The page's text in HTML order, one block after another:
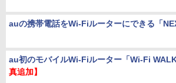
auの携帯電話をWi-Fiルーターにできる「
au初のモバイルWi-Fiルーター「Wi-Fi
真追加】